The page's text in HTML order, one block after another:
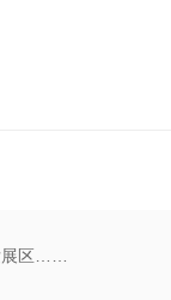
展区……